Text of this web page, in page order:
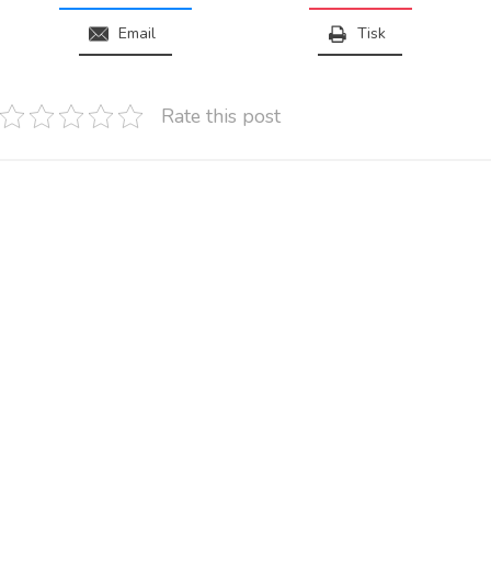
Email Tisk
Rate this post